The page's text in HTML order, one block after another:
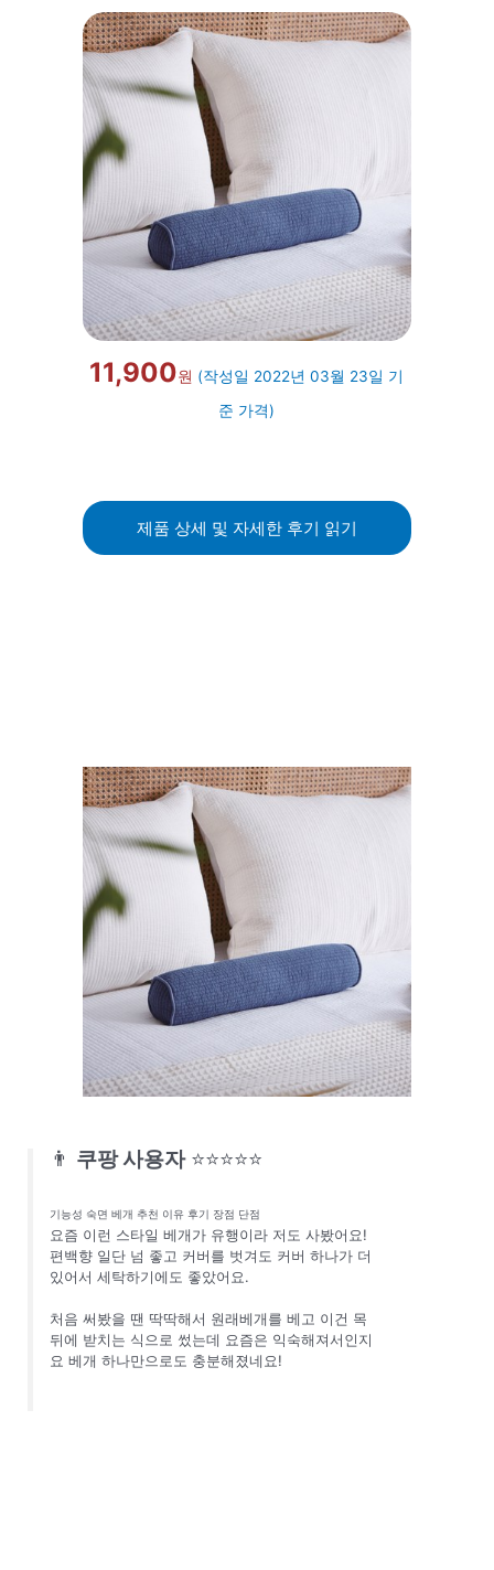
11,900원 (작성일 2022년 03월 23일 기
준 가격)
제품 상세 및 자세한 후기 읽기
👨 쿠팡 사용자 ⭐⭐⭐⭐⭐
기능성 숙면 베개 추천 이유 후기 장점 단점
요즘 이런 스타일 베개가 유행이라 저도 사봤어요!
편백향 일단 넘 좋고 커버를 벗겨도 커버 하나가 더
있어서 세탁하기에도 좋았어요.
처음 써봤을 땐 딱딱해서 원래베개를 베고 이건 목
뒤에 받치는 식으로 썼는데 요즘은 익숙해져서인지
요 베개 하나만으로도 충분해졌네요!